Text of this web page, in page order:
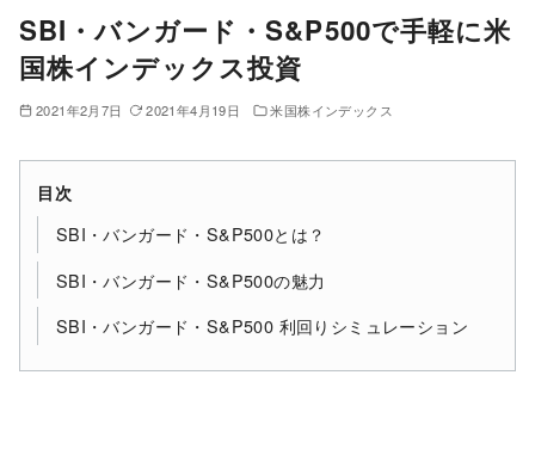
SBI・バンガード・S&P500で手軽に米
国株インデックス投資
2021年2月7日 2021年4月19日 米国株インデックス
目次
SBI・バンガード・S&P500とは？
SBI・バンガード・S&P500の魅力
SBI・バンガード・S&P500 利回りシミュレーション